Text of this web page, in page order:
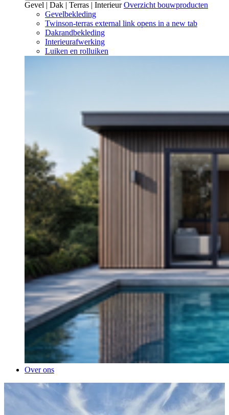
Gevel | Dak | Terras | Interieur Overzicht bouwproducten
Gevelbekleding
Twinson-terras external link opens in a new tab
Dakrandbekleding
Interieurafwerking
Luiken en rolluiken
Over ons